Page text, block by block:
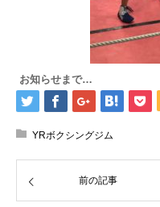
お知らせまで…
YRボクシングジム
前の記事